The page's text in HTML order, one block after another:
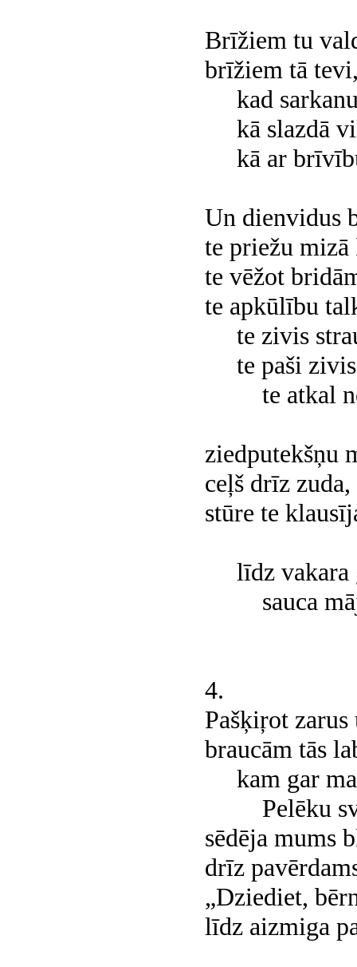
Brīžiem tu
brīžiem tā
kad
kā slazdā
kā ar
Un dienvidus
te priežu
te vēžot
te apkūlību
te zivis
te paši
te atkal
ziedputekšņu
ceļš drīz
stūre te
līdz vakara
sauca
4.
Pašķiŗot
braucām tās
kam gar
Pelēku
sēdēja mums
drīz
„Dziediet,
līdz aizmiga